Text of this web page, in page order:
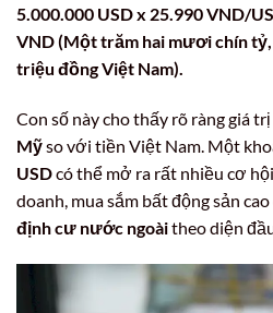
5.000.000 USD x 25.990 VND/
VND (Một trăm hai mươi chín
triệu đồng Việt Nam).
Con số này cho thấy rõ ràng giá
Mỹso với tiền Việt Nam. Một
USDcó thể mở ra rất nhiều cơ
doanh, mua sắm bất động sản
định cư nước ngoàitheo diện